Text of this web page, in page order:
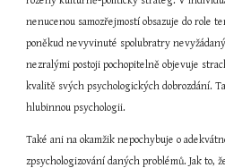
nenucenou samozřejmostí obsazuje do role
poněkud nevyvinuté spolubratry
nezralými postoji pochopitelně objevuje
kvalitě svých psychologických dobrozdání.
hlubinnou psychologii.
Také ani na okamžik nepochybuje o
zpsychologizování daných problémů. Jak to,